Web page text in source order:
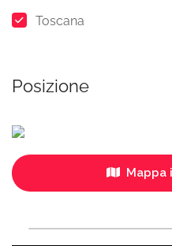
Toscana
Posizione
Mappa